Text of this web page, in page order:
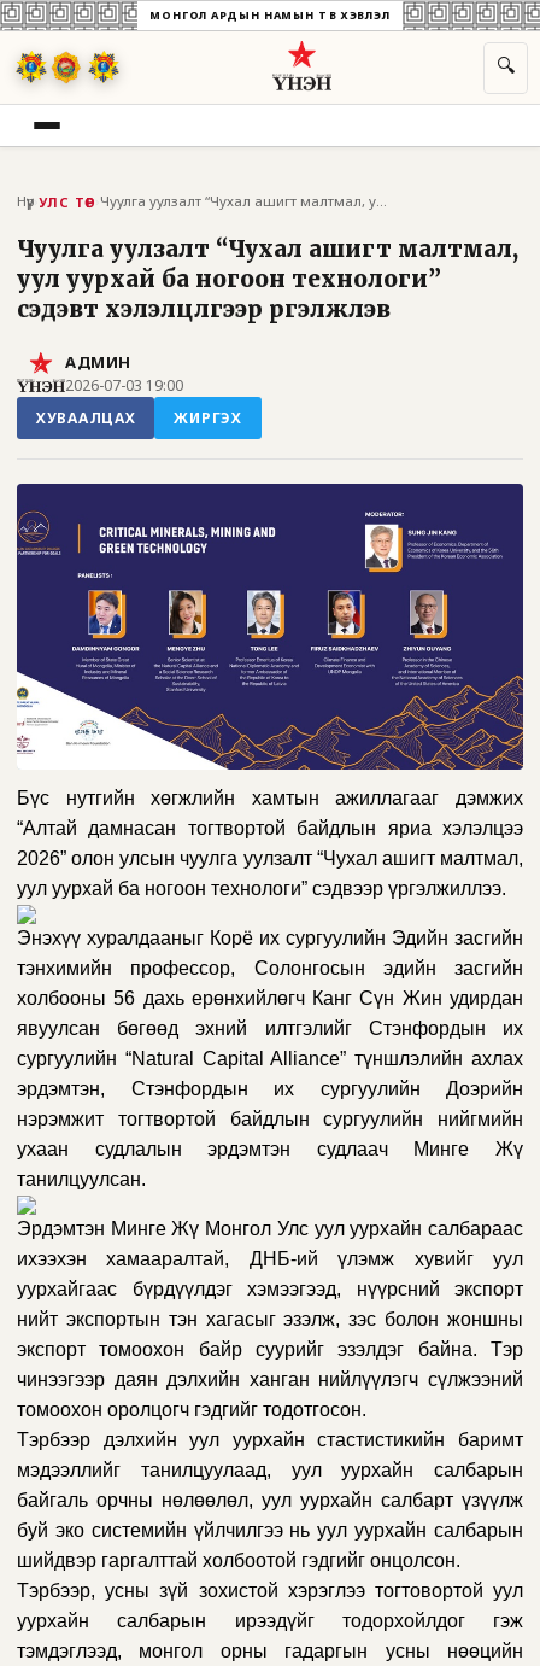
МОНГОЛ АРДЫН НАМЫН ТӨВ ХЭВЛЭЛ
🔍
Нүүр УЛС ТӨР Чуулга уулзалт “Чухал ашигт малтмал, уул...
Чуулга уулзалт “Чухал ашигт малтмал,
уул уурхай ба ногоон технологи”
сэдэвт хэлэлцүүлгээр үргэлжлэв
АДМИН
2026-07-03 19:00
ХУВААЛЦАХ
ЖИРГЭХ
Бүс нутгийн хөгжлийн хамтын ажиллагааг дэмжих
“Алтай дамнасан тогтвортой байдлын яриа хэлэлцээ
2026” олон улсын чуулга уулзалт “Чухал ашигт малтмал,
уул уурхай ба ногоон технологи” сэдвээр үргэлжиллээ.
Энэхүү хуралдааныг Корё их сургуулийн Эдийн засгийн
тэнхимийн профессор, Солонгосын эдийн засгийн
холбооны 56 дахь ерөнхийлөгч Канг Сүн Жин удирдан
явуулсан бөгөөд эхний илтгэлийг Стэнфордын их
сургуулийн “Natural Capital Alliance” түншлэлийн ахлах
эрдэмтэн, Стэнфордын их сургуулийн Доэрийн
нэрэмжит тогтвортой байдлын сургуулийн нийгмийн
ухаан судлалын эрдэмтэн судлаач
Минге Жү
танилцуулсан.
Эрдэмтэн Минге Жү Монгол Улс уул уурхайн салбараас
ихээхэн хамааралтай, ДНБ-ий үлэмж хувийг уул
уурхайгаас бүрдүүлдэг хэмээгээд, нүүрсний экспорт
нийт экспортын тэн хагасыг эзэлж, зэс болон жоншны
экспорт томоохон байр суурийг эзэлдэг байна. Тэр
чинээгээр даян дэлхийн ханган нийлүүлэгч сүлжээний
томоохон оролцогч гэдгийг тодотгосон.
Тэрбээр дэлхийн уул уурхайн стастистикийн баримт
мэдээллийг танилцуулаад, уул уурхайн салбарын
байгаль орчны нөлөөлөл, уул уурхайн салбарт үзүүлж
буй эко системийн үйлчилгээ нь уул уурхайн салбарын
шийдвэр гаргалттай холбоотой гэдгийг онцолсон.
Тэрбээр, усны зүй зохистой хэрэглээ тогтовортой уул
уурхайн салбарын ирээдүйг тодорхойлдог гэж
тэмдэглээд, монгол орны гадаргын усны нөөцийн